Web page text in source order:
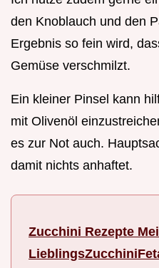
den Knoblauch und den
Ergebnis so fein wird,
Gemüse verschmilzt.
Ein kleiner Pinsel kann
mit Olivenöl
es zur Not auch.
damit nichts anhaftet.
Zucchini Rezepte